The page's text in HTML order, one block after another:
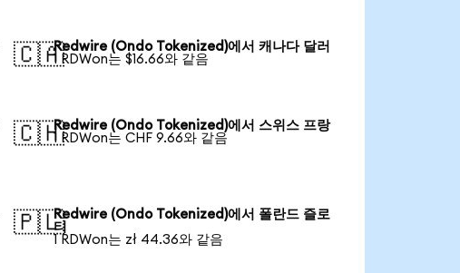
🇨🇦Redwire (Ondo Tokenized)에서 캐나다 달러
1 RDWon는 $16.66와 같음
🇨🇭Redwire (Ondo Tokenized)에서 스위스 프랑
1 RDWon는 CHF 9.66와 같음
🇵🇱Redwire (Ondo Tokenized)에서 폴란드 즐로
티
1 RDWon는 zł 44.36와 같음